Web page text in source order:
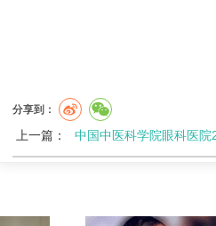
分享到：
上一篇： 中国中医科学院眼科医院2026年公开招聘国内